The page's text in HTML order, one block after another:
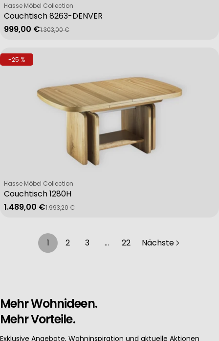
Couchtisch 8263-DENVER
Verkäufer:
Hasse Möbel Collection
Verkaufspreis
999,00 €
Regulärer Preis
1.303,00 €
-25 %
Couchtisch 1280H
Verkäufer:
Hasse Möbel Collection
Verkaufspreis
1.489,00 €
Regulärer Preis
1.993,20 €
1 2 3 … 22 Nächste
Mehr Wohnideen.
Mehr Vorteile.
Exklusive Angebote, Wohninspiration und aktuelle Aktionen